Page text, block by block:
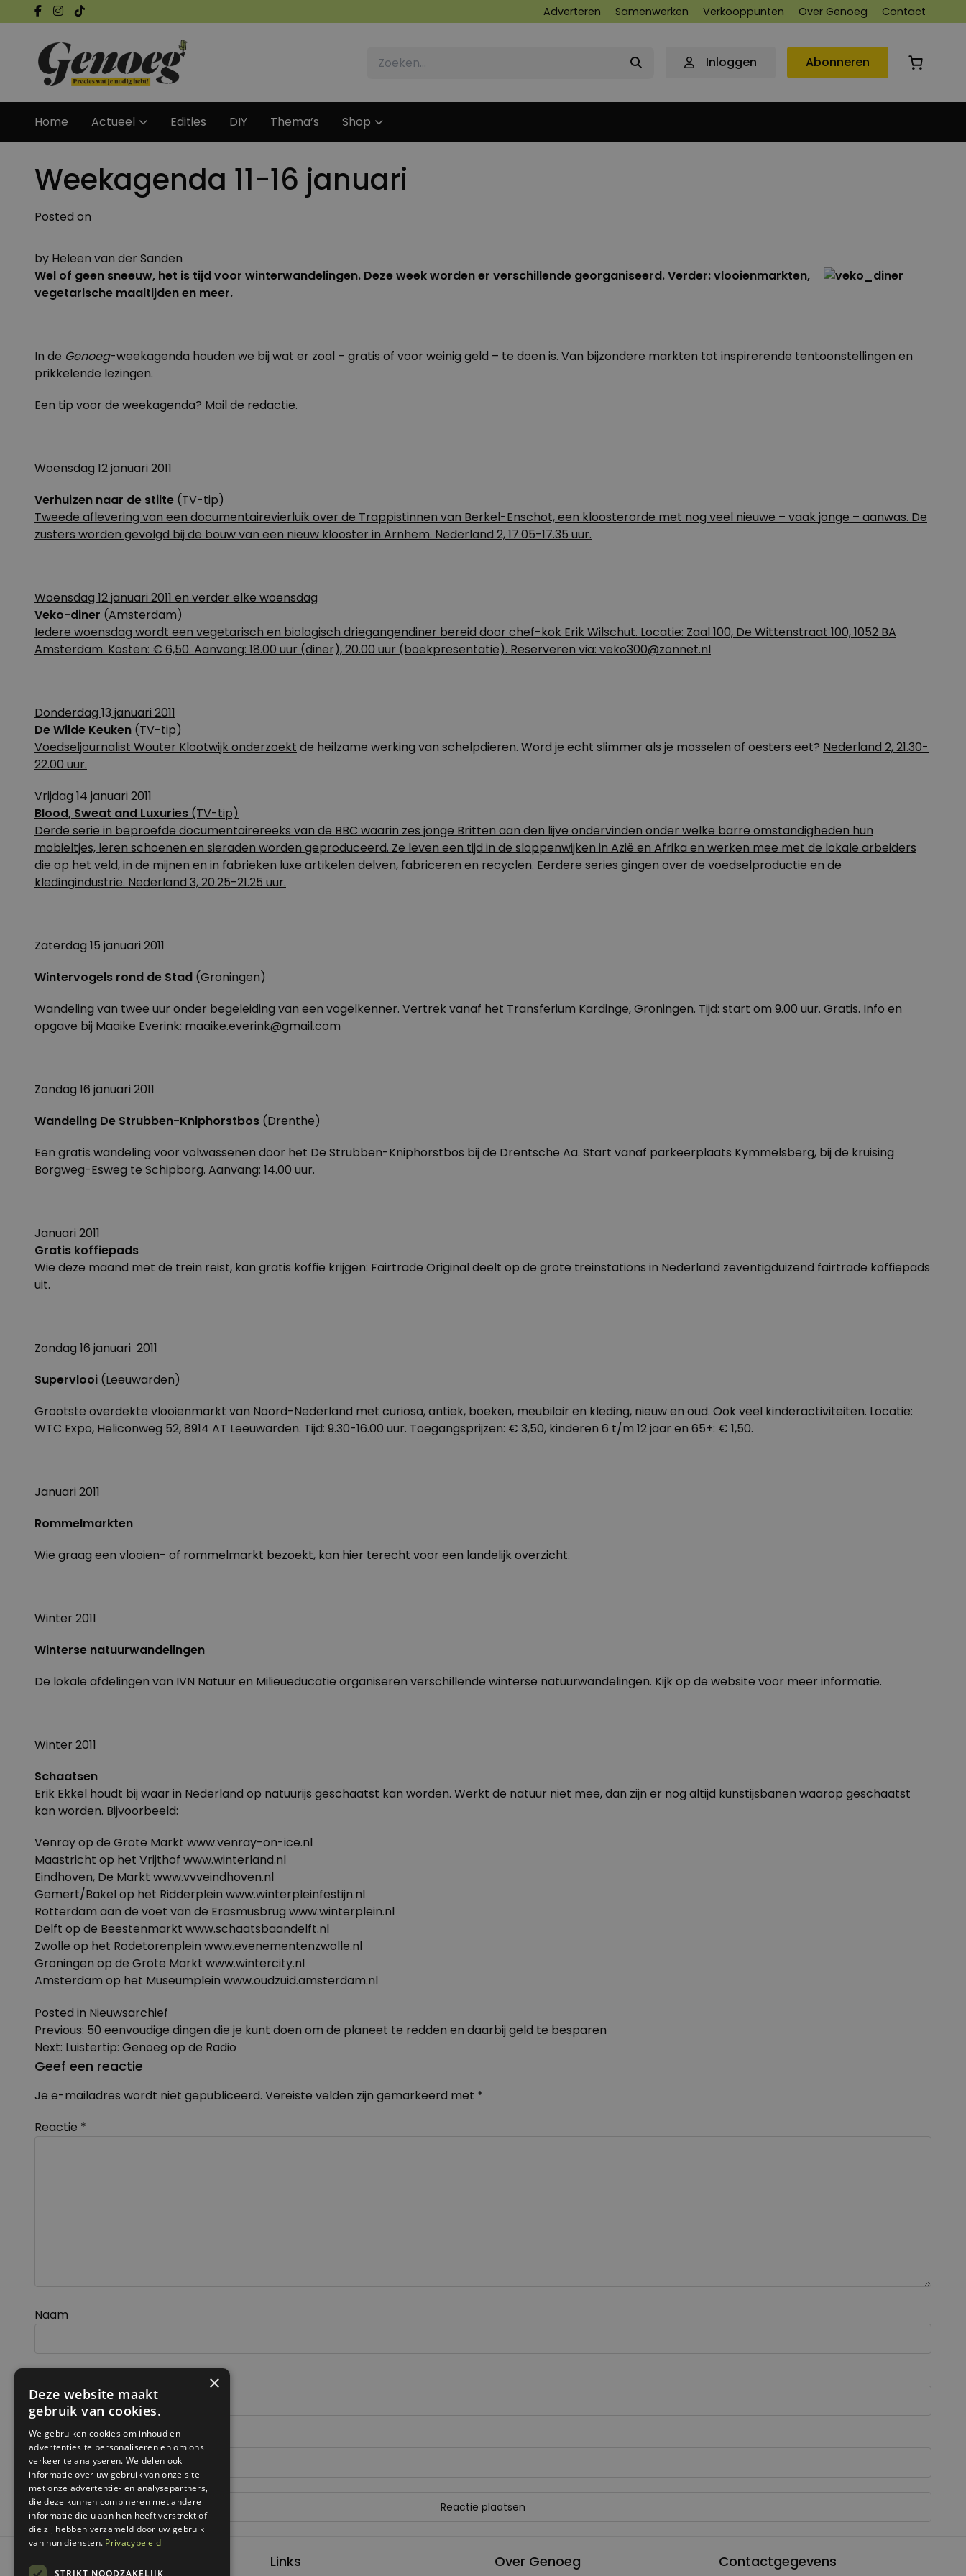
Adverteren Samenwerken Verkooppunten Over Genoeg Contact
Inloggen Abonneren
Home Actueel Edities DIY Thema’s Shop
Weekagenda 11-16 januari
Posted on
by Heleen van der Sanden
Wel of geen sneeuw, het is tijd voor winterwandelingen. Deze week worden er verschillende georganiseerd. Verder: vlooienmarkten,
vegetarische maaltijden en meer.
In de Genoeg-weekagenda houden we bij wat er zoal – gratis of voor weinig geld – te doen is. Van bijzondere markten tot inspirerende tentoonstellingen en
prikkelende lezingen.
Een tip voor de weekagenda? Mail de redactie.
Woensdag 12 januari 2011
Verhuizen naar de stilte (TV-tip)
Tweede aflevering van een documentairevierluik over de Trappistinnen van Berkel-Enschot, een kloosterorde met nog veel nieuwe – vaak jonge – aanwas. De
zusters worden gevolgd bij de bouw van een nieuw klooster in Arnhem. Nederland 2, 17.05-17.35 uur.
Woensdag 12 januari 2011 en verder elke woensdag
Veko-diner (Amsterdam)
Iedere woensdag wordt een vegetarisch en biologisch driegangendiner bereid door chef-kok Erik Wilschut. Locatie: Zaal 100, De Wittenstraat 100, 1052 BA
Amsterdam. Kosten: € 6,50. Aanvang: 18.00 uur (diner), 20.00 uur (boekpresentatie). Reserveren via: veko300@zonnet.nl
Donderdag 13 januari 2011
De Wilde Keuken (TV-tip)
Voedseljournalist Wouter Klootwijk onderzoekt de heilzame werking van schelpdieren. Word je echt slimmer als je mosselen of oesters eet? Nederland 2, 21.30-
22.00 uur.
Vrijdag 14 januari 2011
Blood, Sweat and Luxuries (TV-tip)
Derde serie in beproefde documentairereeks van de BBC waarin zes jonge Britten aan den lijve ondervinden onder welke barre omstandigheden hun
mobieltjes, leren schoenen en sieraden worden geproduceerd. Ze leven een tijd in de sloppenwijken in Azië en Afrika en werken mee met de lokale arbeiders
die op het veld, in de mijnen en in fabrieken luxe artikelen delven, fabriceren en recyclen. Eerdere series gingen over de voedselproductie en de
kledingindustrie. Nederland 3, 20.25-21.25 uur.
Zaterdag 15 januari 2011
Wintervogels rond de Stad (Groningen)
Wandeling van twee uur onder begeleiding van een vogelkenner. Vertrek vanaf het Transferium Kardinge, Groningen. Tijd: start om 9.00 uur. Gratis. Info en
opgave bij Maaike Everink: maaike.everink@gmail.com
Zondag 16 januari 2011
Wandeling De Strubben-Kniphorstbos (Drenthe)
Een gratis wandeling voor volwassenen door het De Strubben-Kniphorstbos bij de Drentsche Aa. Start vanaf parkeerplaats Kymmelsberg, bij de kruising
Borgweg-Esweg te Schipborg. Aanvang: 14.00 uur.
Januari 2011
Gratis koffiepads
Wie deze maand met de trein reist, kan gratis koffie krijgen: Fairtrade Original deelt op de grote treinstations in Nederland zeventigduizend fairtrade koffiepads
uit.
Zondag 16 januari 2011
Supervlooi (Leeuwarden)
Grootste overdekte vlooienmarkt van Noord-Nederland met curiosa, antiek, boeken, meubilair en kleding, nieuw en oud. Ook veel kinderactiviteiten. Locatie:
WTC Expo, Heliconweg 52, 8914 AT Leeuwarden. Tijd: 9.30-16.00 uur. Toegangsprijzen: € 3,50, kinderen 6 t/m 12 jaar en 65+: € 1,50.
Januari 2011
Rommelmarkten
Wie graag een vlooien- of rommelmarkt bezoekt, kan hier terecht voor een landelijk overzicht.
Winter 2011
Winterse natuurwandelingen
De lokale afdelingen van IVN Natuur en Milieueducatie organiseren verschillende winterse natuurwandelingen. Kijk op de website voor meer informatie.
Winter 2011
Schaatsen
Erik Ekkel houdt bij waar in Nederland op natuurijs geschaatst kan worden. Werkt de natuur niet mee, dan zijn er nog altijd kunstijsbanen waarop geschaatst
kan worden. Bijvoorbeeld:
Venray op de Grote Markt www.venray-on-ice.nl
Maastricht op het Vrijthof www.winterland.nl
Eindhoven, De Markt www.vvveindhoven.nl
Gemert/Bakel op het Ridderplein www.winterpleinfestijn.nl
Rotterdam aan de voet van de Erasmusbrug www.winterplein.nl
Delft op de Beestenmarkt www.schaatsbaandelft.nl
Zwolle op het Rodetorenplein www.evenementenzwolle.nl
Groningen op de Grote Markt www.wintercity.nl
Amsterdam op het Museumplein www.oudzuid.amsterdam.nl
Posted in Nieuwsarchief
Bericht
navigatie
Previous: 50 eenvoudige dingen die je kunt doen om de planeet te redden en daarbij geld te besparen
Next: Luistertip: Genoeg op de Radio
Geef een reactie
Je e-mailadres wordt niet gepubliceerd. Vereiste velden zijn gemarkeerd met *
Reactie *
Naam
Site
Links Over Genoeg Contactgegevens
×
Deze website maakt
gebruik van cookies.
We gebruiken cookies om inhoud en
advertenties te personaliseren en om ons
verkeer te analyseren. We delen ook
informatie over uw gebruik van onze site
met onze advertentie- en analysepartners,
die deze kunnen combineren met andere
informatie die u aan hen heeft verstrekt of
die zij hebben verzameld door uw gebruik
van hun diensten. Privacybeleid
STRIKT NOODZAKELIJK